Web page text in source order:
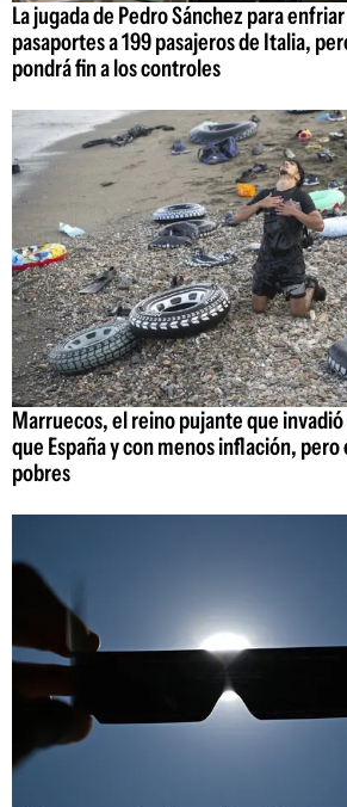
La jugada de Pedro Sánchez para
pasaportes a 199 pasajeros de Italia,
pondrá fin a los controles
Marruecos, el reino pujante que
que España y con menos inflación, pero
pobres